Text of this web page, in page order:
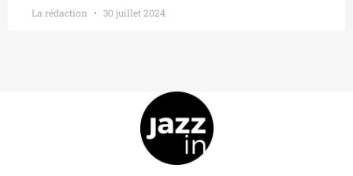
La rédaction 30 juillet 2024